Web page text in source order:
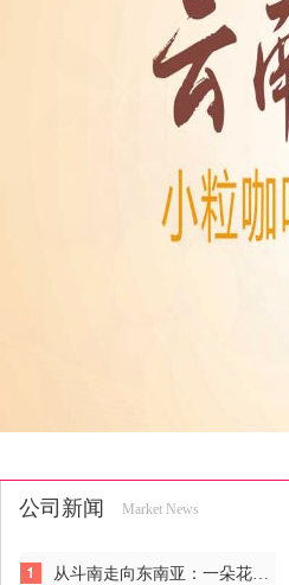
公司新闻 Market News
从斗南走向东南亚：一朵花的出海反攻战